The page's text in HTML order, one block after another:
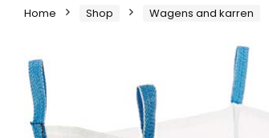
Home Shop Wagens and karren